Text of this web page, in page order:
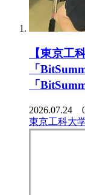
【東京工
「
「
2026.07.24
東京工科大